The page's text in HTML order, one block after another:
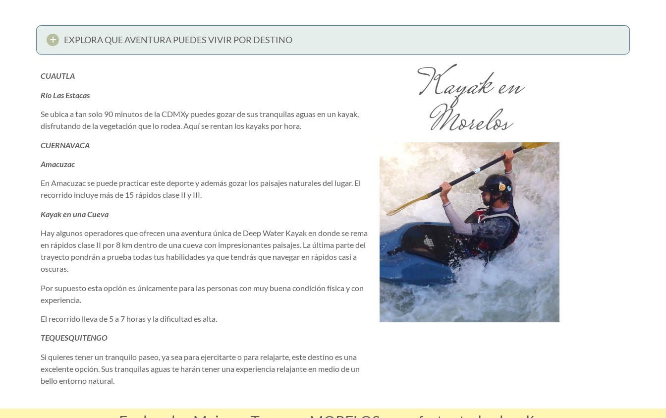
EXPLORA QUE AVENTURA PUEDES VIVIR POR DESTINO
CUAUTLA
Río Las Estacas
Se ubica a tan solo 90 minutos de la CDMXy puedes gozar de sus tranquilas aguas en un kayak,
disfrutando de la vegetación que lo rodea. Aquí se rentan los kayaks por hora.
CUERNAVACA
Amacuzac
En Amacuzac se puede practicar este deporte y además gozar los paisajes naturales del lugar. El
recorrido incluye más de 15 rápidos clase II y III.
Kayak en una Cueva
Hay algunos operadores que ofrecen una aventura única de Deep Water Kayak en donde se rema
en rápidos clase II por 8 km dentro de una cueva con impresionantes paisajes. La última parte del
trayecto pondrán a prueba todas tus habilidades ya que tendrás que navegar en rápidos casi a
oscuras.
Por supuesto esta opción es únicamente para las personas con muy buena condición física y con
experiencia.
El recorrido lleva de 5 a 7 horas y la dificultad es alta.
TEQUESQUITENGO
Si quieres tener un tranquilo paseo, ya sea para ejercitarte o para relajarte, este destino es una
excelente opción. Sus tranquilas aguas te harán tener una experiencia relajante en medio de un
bello entorno natural.
Kayak en
Morelos